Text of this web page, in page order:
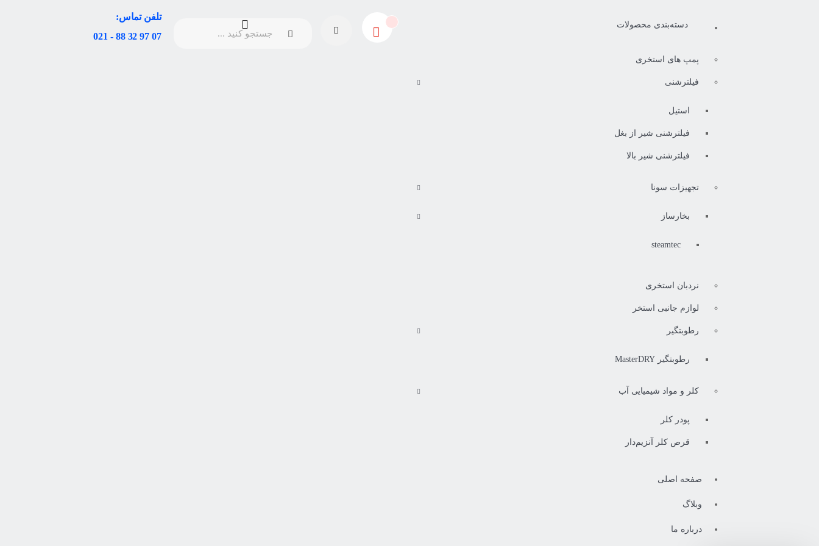
دسته‌بندی محصولات
پمپ های استخری
فیلترشنی
استیل
فیلترشنی شیر از بغل
فیلترشنی شیر بالا
تجهیزات سونا
بخارساز
steamtec
نردبان استخری
لوازم جانبی استخر
رطوبتگیر
رطوبتگیر MasterDRY
کلر و مواد شیمیایی آب
پودر کلر
قرص کلر آنزیم‌دار
صفحه اصلی
وبلاگ
درباره ما
تلفن تماس:
07 97 32 88 - 021